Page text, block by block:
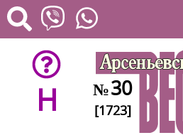
H №30
[1723]